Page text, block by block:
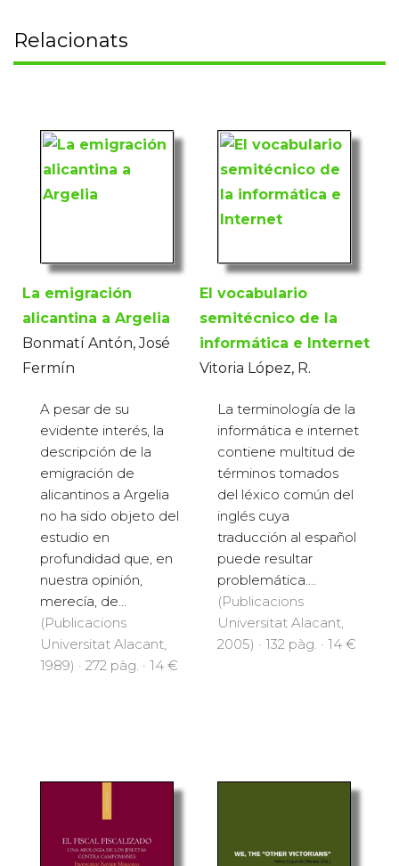
Relacionats
La emigración
alicantina a Argelia
Bonmatí Antón, José
Fermín
A pesar de su
evidente interés, la
descripción de la
emigración de
alicantinos a Argelia
no ha sido objeto del
estudio en
profundidad que, en
nuestra opinión,
merecía, de...
(Publicacions
Universitat Alacant,
1989) · 272 pàg. · 14 €
El vocabulario
semitécnico de la
informática e Internet
Vitoria López, R.
La terminología de la
informática e internet
contiene multitud de
términos tomados
del léxico común del
inglés cuya
traducción al español
puede resultar
problemática....
(Publicacions
Universitat Alacant,
2005) · 132 pàg. · 14 €